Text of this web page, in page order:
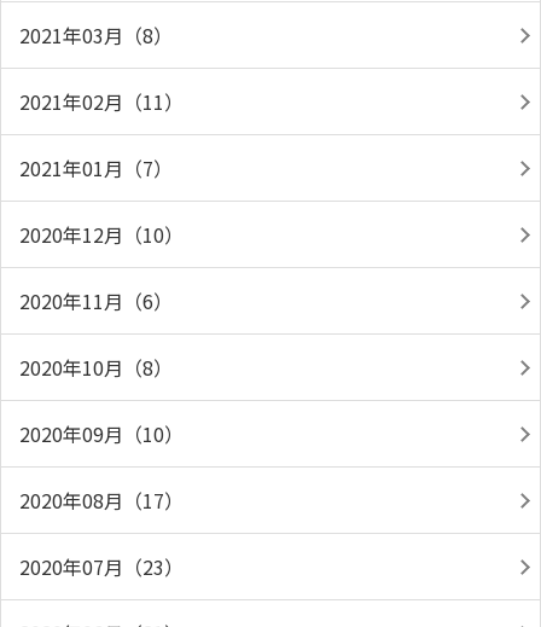
2021年03月（8）
2021年02月（11）
2021年01月（7）
2020年12月（10）
2020年11月（6）
2020年10月（8）
2020年09月（10）
2020年08月（17）
2020年07月（23）